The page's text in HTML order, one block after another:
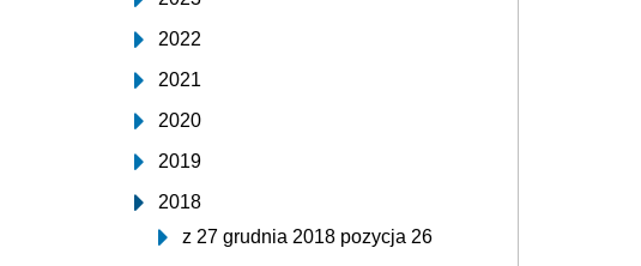
2022
2021
2020
2019
2018
z 27 grudnia 2018 pozycja 26